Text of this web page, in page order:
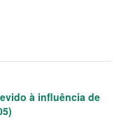
à influência de